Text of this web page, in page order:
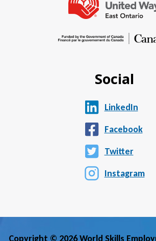
Social
LinkedIn
Facebook
Twitter
Instagram
Copyright © 2026 World Skills